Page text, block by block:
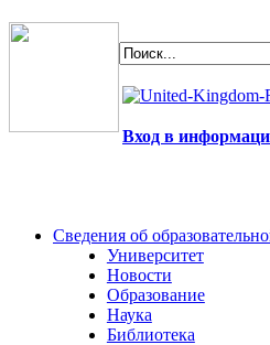
Вход в
Сведения об
Университет
Новости
Образование
Наука
Библиотека